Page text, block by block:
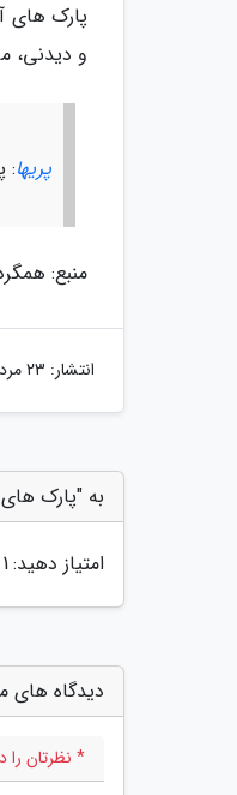
پارک های
و دیدنی،
پریها:
منبع:
انتشار: 23 مرداد 1400
به "پارک
امتیاز دهید:1
دیدگاه های
* نظرتان را